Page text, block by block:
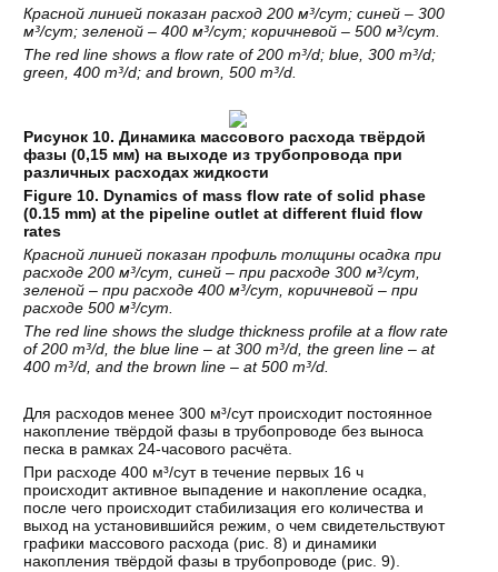
Красной линией показан расход 200 м³/сут; синей – 300
м³/сут; зеленой – 400 м³/сут; коричневой – 500 м³/сут.
The red line shows a flow rate of 200 m³/d; blue, 300 m³/d;
green, 400 m³/d; and brown, 500 m³/d.
Рисунок 10. Динамика массового расхода твёрдой
фазы (0,15 мм) на выходе из трубопровода при
различных расходах жидкости
Figure 10. Dynamics of mass flow rate of solid phase
(0.15 mm) at the pipeline outlet at different fluid flow
rates
Красной линией показан профиль толщины осадка при
расходе 200 м³/сут, синей – при расходе 300 м³/сут,
зеленой – при расходе 400 м³/сут, коричневой – при
расходе 500 м³/сут.
The red line shows the sludge thickness profile at a flow rate
of 200 m³/d, the blue line – at 300 m³/d, the green line – at
400 m³/d, and the brown line – at 500 m³/d.
Для расходов менее 300 м³/сут происходит постоянное
накопление твёрдой фазы в трубопроводе без выноса
песка в рамках 24-часового расчёта.
При расходе 400 м³/сут в течение первых 16 ч
происходит активное выпадение и накопление осадка,
после чего происходит стабилизация его количества и
выход на установившийся режим, о чем свидетельствуют
графики массового расхода (рис. 8) и динамики
накопления твёрдой фазы в трубопроводе (рис. 9).